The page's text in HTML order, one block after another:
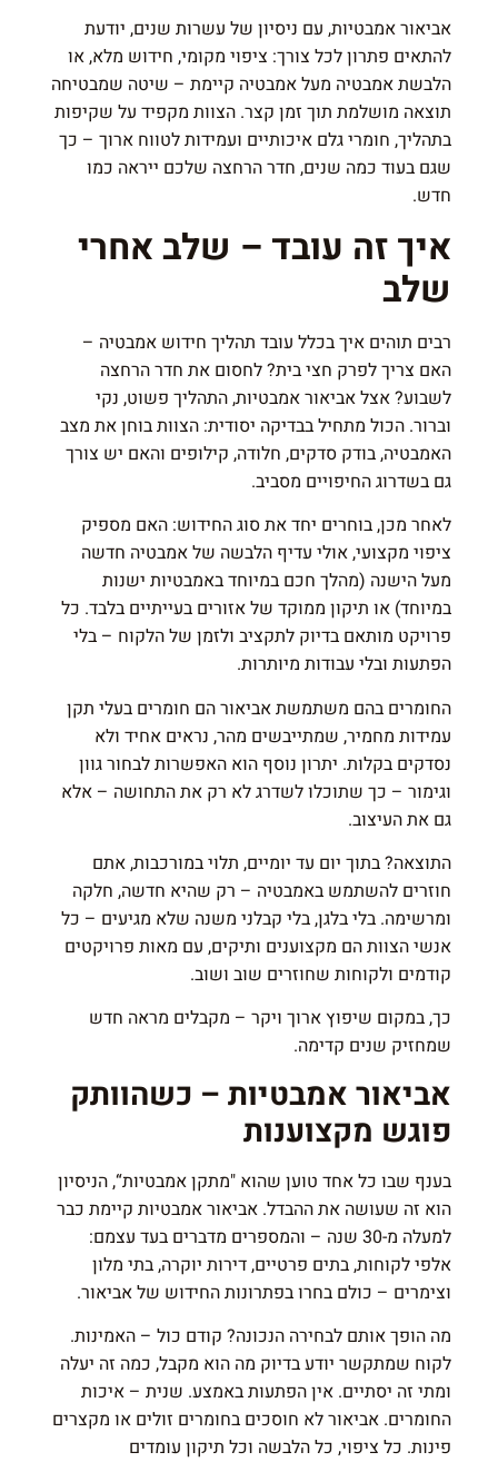
אביאור אמבטיות, עם ניסיון של עשרות שנים, יודעת
להתאים פתרון לכל צורך: ציפוי מקומי, חידוש מלא, או
הלבשת אמבטיה מעל אמבטיה קיימת – שיטה שמבטיחה
תוצאה מושלמת תוך זמן קצר. הצוות מקפיד על שקיפות
בתהליך, חומרי גלם איכותיים ועמידות לטווח ארוך – כך
שגם בעוד כמה שנים, חדר הרחצה שלכם ייראה כמו
חדש.
איך זה עובד – שלב אחרי
שלב
רבים תוהים איך בכלל עובד תהליך חידוש אמבטיה –
האם צריך לפרק חצי בית? לחסום את חדר הרחצה
לשבוע? אצלאביאור אמבטיות, התהליך פשוט, נקי
וברור. הכול מתחיל בבדיקה יסודית: הצוות בוחן את מצב
האמבטיה, בודק סדקים, חלודה, קילופים והאם יש צורך
גם בשדרוג החיפויים מסביב.
לאחר מכן, בוחרים יחד את סוג החידוש: האם מספיק
ציפוי מקצועי, אולי עדיף הלבשה של אמבטיה חדשה
מעל הישנה (מהלך חכם במיוחד באמבטיות ישנות
במיוחד) או תיקון ממוקד של אזורים בעייתיים בלבד. כל
פרויקט מותאם בדיוק לתקציב ולזמן של הלקוח – בלי
הפתעות ובלי עבודות מיותרות.
החומרים בהם משתמשת אביאור הם חומרים בעלי תקן
עמידות מחמיר, שמתייבשים מהר, נראים אחיד ולא
נסדקים בקלות. יתרון נוסף הוא האפשרות לבחור גוון
וגימור – כך שתוכלו לשדרג לא רק את התחושה – אלא
גם את העיצוב.
התוצאה? בתוך יום עד יומיים, תלוי במורכבות, אתם
חוזרים להשתמש באמבטיה – רק שהיא חדשה, חלקה
ומרשימה. בלי בלגן, בלי קבלני משנה שלא מגיעים – כל
אנשי הצוות הם מקצוענים ותיקים, עם מאות פרויקטים
קודמים ולקוחות שחוזרים שוב ושוב.
כך, במקום שיפוץ ארוך ויקר – מקבלים מראה חדש
שמחזיק שנים קדימה.
אביאור אמבטיות – כשהוותק
פוגש מקצוענות
בענף שבו כל אחד טוען שהוא "מתקן אמבטיות“, הניסיון
הוא זה שעושה את ההבדל. אביאור אמבטיותקיימת כבר
למעלה מ-30 שנה – והמספרים מדברים בעד עצמם:
אלפי לקוחות, בתים פרטיים, דירות יוקרה, בתי מלון
וצימרים – כולם בחרו בפתרונות החידוש של אביאור.
מה הופך אותם לבחירה הנכונה? קודם כול – האמינות.
לקוח שמתקשר יודע בדיוק מה הוא מקבל, כמה זה יעלה
ומתי זה יסתיים. אין הפתעות באמצע. שנית – איכות
החומרים. אביאור לא חוסכים בחומרים זולים או מקצרים
פינות. כל ציפוי, כל הלבשה וכל תיקון עומדים